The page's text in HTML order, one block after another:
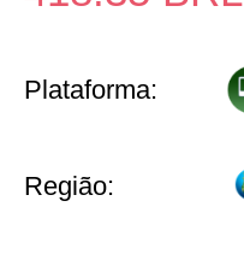
Plataforma:
Região: